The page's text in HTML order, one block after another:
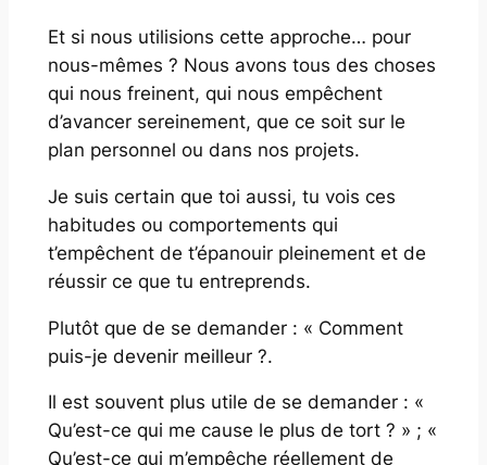
Et si nous utilisions cette approche… pour
nous-mêmes ? Nous avons tous des choses
qui nous freinent, qui nous empêchent
d’avancer sereinement, que ce soit sur le
plan personnel ou dans nos projets.
Je suis certain que toi aussi, tu vois ces
habitudes ou comportements qui
t’empêchent de t’épanouir pleinement et de
réussir ce que tu entreprends.
Plutôt que de se demander : « Comment
puis-je devenir meilleur ?.
Il est souvent plus utile de se demander : «
Qu’est-ce qui me cause le plus de tort ? » ; «
Qu’est-ce qui m’empêche réellement de